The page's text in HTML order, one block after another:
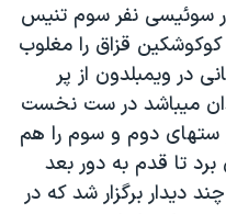
سوئیسی نفر سوم تنیس
قزاق را مغلوب
در ویمبلدون از پر
میباشد در ست نخست
را برد و ستهای دوم و سوم را هم
برد تا قدم به دور بعد
دیدار برگزار شد که در